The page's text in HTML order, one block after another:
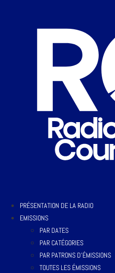
PRÉSENTATION DE LA RADIO
EMISSIONS
PAR DATES
PAR CATÉGORIES
PAR PATRONS D’ÉMISSIONS
TOUTES LES ÉMISSIONS